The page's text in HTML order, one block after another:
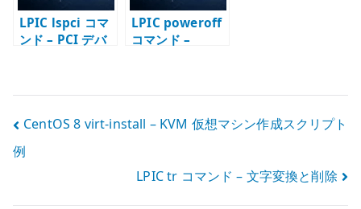
LPIC lspci コマ
ンド – PCI デバ
LPIC poweroff
コマンド –
投
稿
CentOS 8 virt-install – KVM 仮想マシン作成スクリプト
例
LPIC tr コマンド – 文字変換と削除